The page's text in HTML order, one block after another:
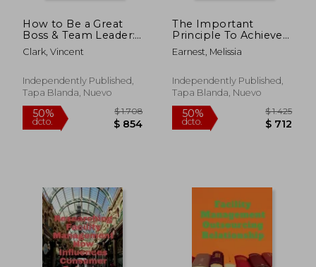
How to Be a Great
Boss & Team Leader:
Leading with
Excellence: Mastering
Leadership (en
Inglés)
Clark, Vincent
Independently Published,
Tapa Blanda, Nuevo
The Important
Principle To Achieve
Extraordinary Results:
Go Beyond What You
Book 3 (en Inglés)
Earnest, Melissia
Independently Published,
Tapa Blanda, Nuevo